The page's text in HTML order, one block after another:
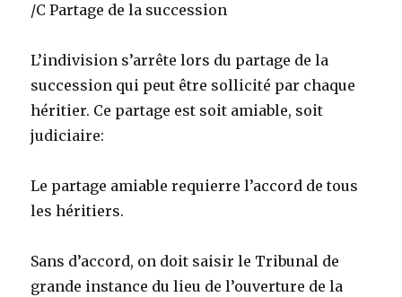
/C Partage de la succession
L’indivision s’arrête lors du partage de la
succession qui peut être sollicité par chaque
héritier. Ce partage est soit amiable, soit
judiciaire:
Le partage amiable requierre l’accord de tous
les héritiers.
Sans d’accord, on doit saisir le Tribunal de
grande instance du lieu de l’ouverture de la